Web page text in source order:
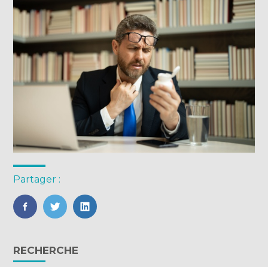
Partager :
FaceBook
TwitterLinkedIn
Blog
sidebar
RECHERCHE